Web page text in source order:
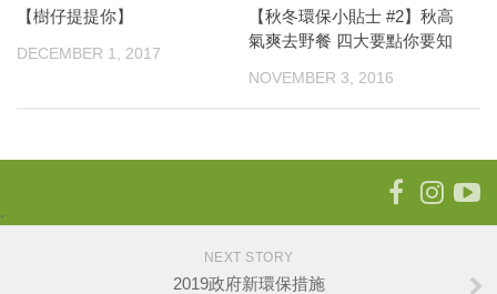
【樹仔提提你】
DECEMBER 1, 2017
【秋冬環保小貼士 #2】秋高
氣爽去野餐 四大要點你要知
NOVEMBER 3, 2016
.
NEXT STORY
2019政府新環保措施